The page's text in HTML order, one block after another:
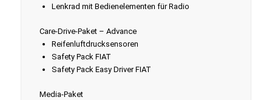
Lenkrad mit Bedienelementen für Radio
Care-Drive-Paket – Advance
Reifenluftdrucksensoren
Safety Pack FIAT
Safety Pack Easy Driver FIAT
Media-Paket